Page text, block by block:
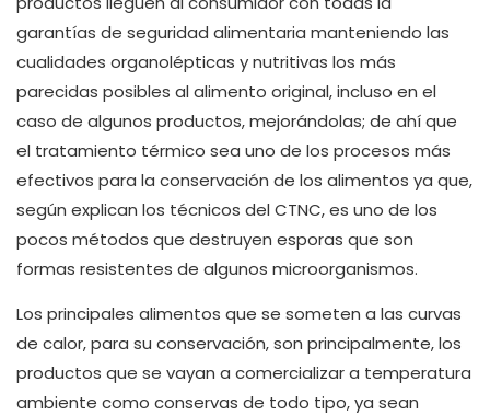
garantías de seguridad alimentaria manteniendo las
cualidades organolépticas y nutritivas los más
parecidas posibles al alimento original, incluso en el
caso de algunos productos, mejorándolas; de ahí que
el tratamiento térmico sea uno de los procesos más
efectivos para la conservación de los alimentos ya que,
según explican los técnicos del CTNC, es uno de los
pocos métodos que destruyen esporas que son
formas resistentes de algunos microorganismos.
Los principales alimentos que se someten a las curvas
de calor, para su conservación, son principalmente, los
productos que se vayan a comercializar a temperatura
ambiente como conservas de todo tipo, ya sean